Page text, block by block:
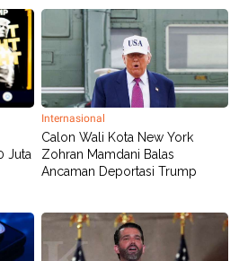
Juta
Internasional
Calon Wali Kota New York
Zohran Mamdani Balas
Ancaman Deportasi Trump